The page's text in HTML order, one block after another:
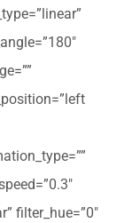
filter_hue=”0″